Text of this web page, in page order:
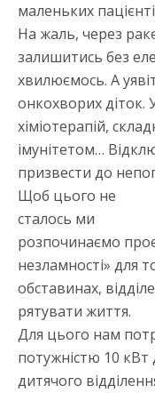
маленьких
На жаль, через
залишитись без
хвилюємось. А
онкохворих діток.
хіміотерапій,
імунітетом…
призвести до
Щоб цього не
сталось ми
розпочинаємо
незламності» для
обставинах,
рятувати життя.
Для цього нам
потужністю 10 кВт
дитячого